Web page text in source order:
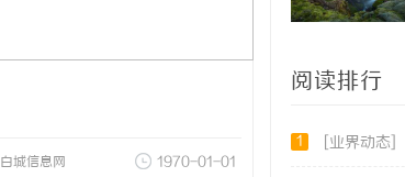
白城信息网 1970-01-01
阅读排行
1 [业界动态]